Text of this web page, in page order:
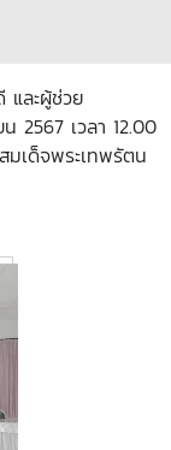
และผู้ช่วย
2567 เวลา 12.00
เด็จพระเทพรัตน